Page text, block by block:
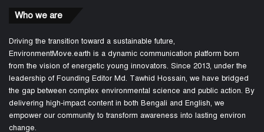
Who we are
Driving the transition toward a sustainable future,
EnvironmentMove.earth is a dynamic communication platform born
from the vision of energetic young innovators. Since 2013, under the
leadership of Founding Editor Md. Tawhid Hossain, we have bridged
the gap between complex environmental science and public action. By
delivering high-impact content in both Bengali and English, we
empower our community to transform awareness into lasting environ
change.